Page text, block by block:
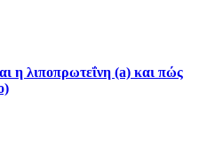
η λιποπρωτεΐνη (a) και πώς